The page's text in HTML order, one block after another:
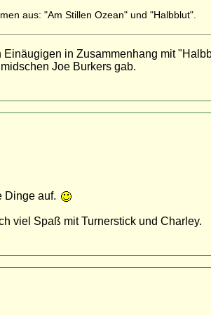
aus: "Am Stillen Ozean" und "Halbblut".
in Zusammenhang mit
Joe Burkers gab.
Dinge auf.
viel Spaß mit Turnerstick und Charley.